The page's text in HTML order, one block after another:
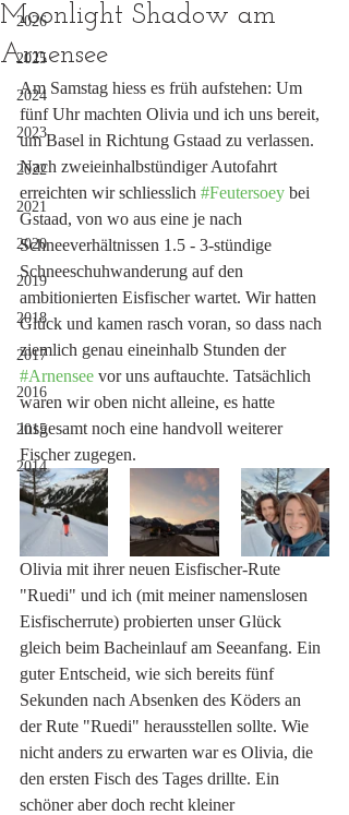
2026
2025
2024
2023
2022
2021
2020
2019
2018
2017
2016
2015
2014
Moonlight Shadow am
Arnensee
Am Samstag hiess es früh aufstehen: Um
fünf Uhr machten Olivia und ich uns bereit,
um Basel in Richtung Gstaad zu verlassen.
Nach zweieinhalbstündiger Autofahrt
erreichten wir schliesslich #Feutersoey bei
Gstaad, von wo aus eine je nach
Schneeverhältnissen 1.5 - 3-stündige
Schneeschuhwanderung auf den
ambitionierten Eisfischer wartet. Wir hatten
Glück und kamen rasch voran, so dass nach
ziemlich genau eineinhalb Stunden der
#Arnensee vor uns auftauchte. Tatsächlich
waren wir oben nicht alleine, es hatte
insgesamt noch eine handvoll weiterer
Fischer zugegen.
Olivia mit ihrer neuen Eisfischer-Rute
"Ruedi" und ich (mit meiner namenslosen
Eisfischerrute) probierten unser Glück
gleich beim Bacheinlauf am Seeanfang. Ein
guter Entscheid, wie sich bereits fünf
Sekunden nach Absenken des Köders an
der Rute "Ruedi" herausstellen sollte. Wie
nicht anders zu erwarten war es Olivia, die
den ersten Fisch des Tages drillte. Ein
schöner aber doch recht kleiner